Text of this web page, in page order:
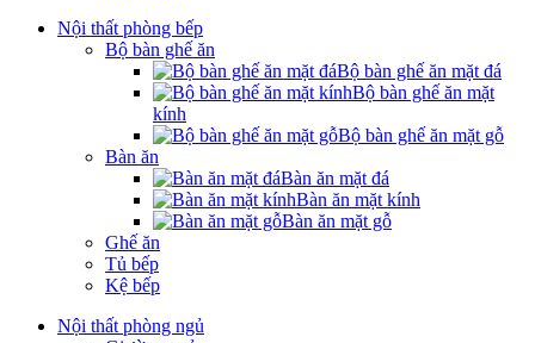
Nội thất phòng bếp
Bộ bàn ghế ăn
Bộ bàn ghế ăn mặt đá
Bộ bàn ghế ăn mặt
kính
Bộ bàn ghế ăn mặt gỗ
Bàn ăn
Bàn ăn mặt đá
Bàn ăn mặt kính
Bàn ăn mặt gỗ
Ghế ăn
Tủ bếp
Kệ bếp
Nội thất phòng ngủ